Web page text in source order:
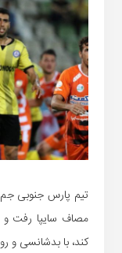
تیم پارس جنوبی جم
مصاف سایپا رفت
کند، با بدشانسی و